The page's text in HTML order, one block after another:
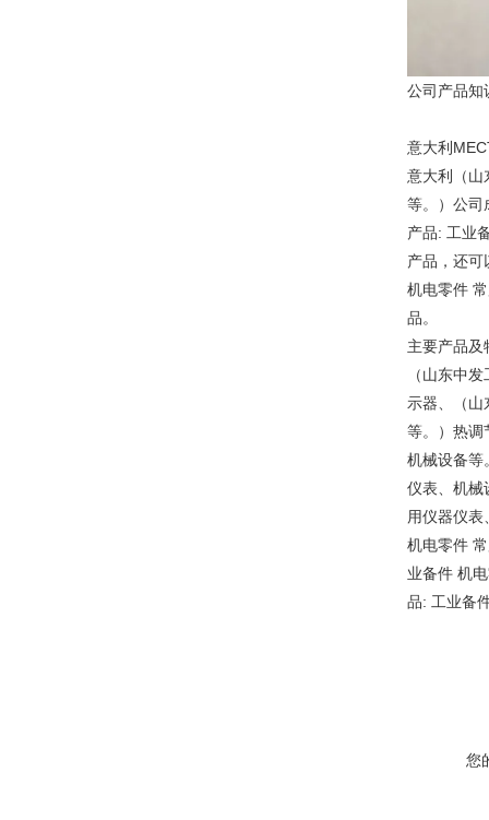
公司产品知
意大利
意大利（山
等。）公司
产品: 工业
产品，还可
机电零件
品。
主要产品及
（山东中
示器、（山
等。）热调
机械设备等
仪表、机械
用仪器仪
机电零件
业备件 机
品: 工业备
您